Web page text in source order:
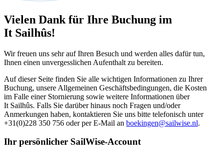
Vielen Dank für Ihre Buchung im
It Sailhûs!
Wir freuen uns sehr auf Ihren Besuch und werden alles dafür tun,
Ihnen einen unvergesslichen Aufenthalt zu bereiten.
Auf dieser Seite finden Sie alle wichtigen Informationen zu Ihrer
Buchung, unsere Allgemeinen Geschäftsbedingungen, die Kosten
im Falle einer Stornierung sowie weitere Informationen über
It Sailhûs. Falls Sie darüber hinaus noch Fragen und/oder
Anmerkungen haben, kontaktieren Sie uns bitte telefonisch unter
+31(0)228 350 756 oder per E-Mail an boekingen@sailwise.nl.
Ihr persönlicher SailWise-Account